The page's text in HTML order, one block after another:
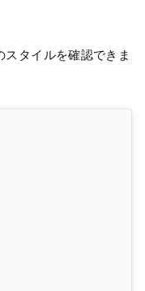
タイルを確認できま